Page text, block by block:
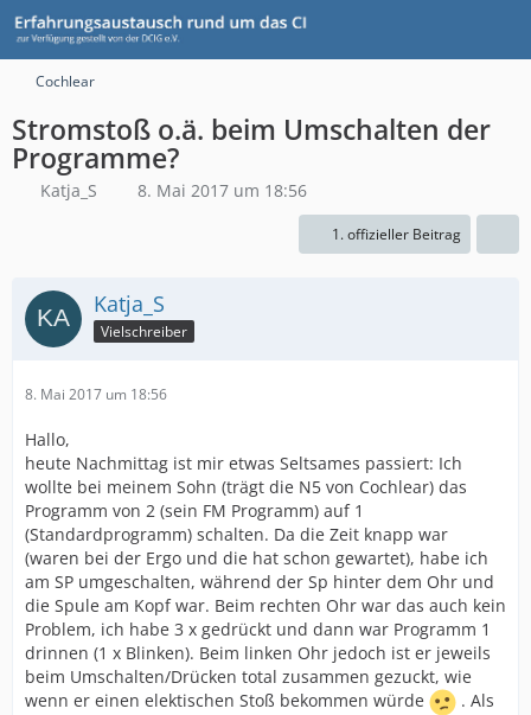
Cochlear
Stromstoß o.ä. beim Umschalten der
Programme?
Katja_S 8. Mai 2017 um 18:56
1. offizieller Beitrag
Katja_S
Vielschreiber
8. Mai 2017 um 18:56
Hallo,
heute Nachmittag ist mir etwas Seltsames passiert: Ich
wollte bei meinem Sohn (trägt die N5 von Cochlear) das
Programm von 2 (sein FM Programm) auf 1
(Standardprogramm) schalten. Da die Zeit knapp war
(waren bei der Ergo und die hat schon gewartet), habe ich
am SP umgeschalten, während der Sp hinter dem Ohr und
die Spule am Kopf war. Beim rechten Ohr war das auch kein
Problem, ich habe 3 x gedrückt und dann war Programm 1
drinnen (1 x Blinken). Beim linken Ohr jedoch ist er jeweils
beim Umschalten/Drücken total zusammen gezuckt, wie
wenn er einen elektischen Stoß bekommen würde
. Als